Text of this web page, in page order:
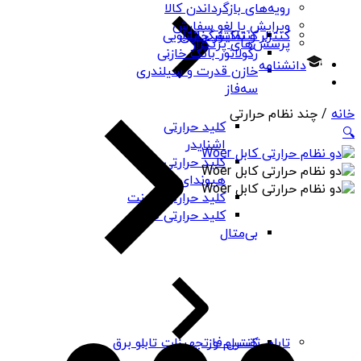
کلید حرارتی
اشنایدر
کلید حرارتی
هیوندای
کلید حرارتی چینت
کلید حرارتی PNS
بی‌متال
کنتاکتور خازنی
رگولاتور بانک خازنی
خازن قدرت و سیلندری
سه‌فاز
کنترلر و نمایشگر تابلویی
کنترل فاز
تابلو، تقسیم و تجهیزات تابلو برق
رویه‌های بازگرداندن کالا
ویرایش یا لغو سفارش
پرسش‌های پرتکرار
دانشنامه
خانه / چند نظام حرارتی
🔍